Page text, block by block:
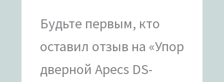
Будьте первым, кто
оставил отзыв на «Упор
дверной Apecs DS-